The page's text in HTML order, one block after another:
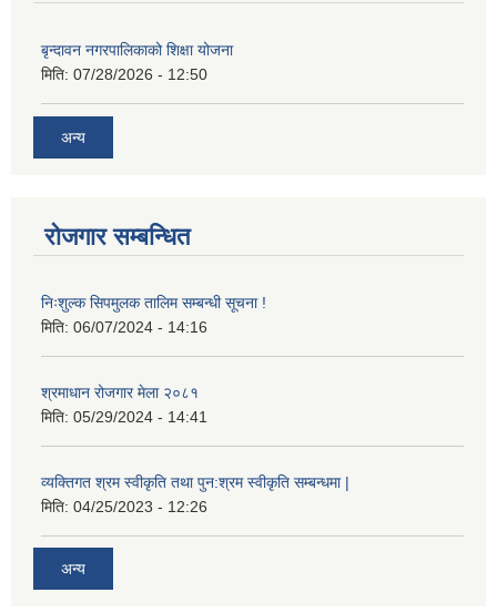
बृन्दावन नगरपालिकाको शिक्षा योजना
मिति: 07/28/2026 - 12:50
अन्य
रोजगार सम्बन्धित
निःशुल्क सिपमुलक तालिम सम्बन्धी सूचना !
मिति: 06/07/2024 - 14:16
श्रमाधान रोजगार मेला २०८१
मिति: 05/29/2024 - 14:41
व्यक्तिगत श्रम स्वीकृति तथा पुन:श्रम स्वीकृति सम्बन्धमा |
मिति: 04/25/2023 - 12:26
अन्य